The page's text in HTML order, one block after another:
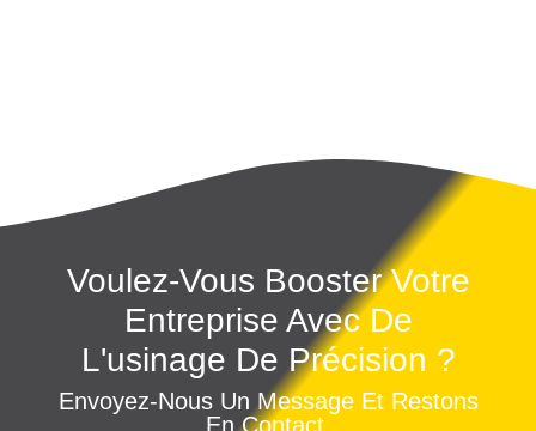
Voulez-Vous Booster Votre
Entreprise Avec De
L'usinage De Précision ?
Envoyez-Nous Un Message Et Restons
En Contact.